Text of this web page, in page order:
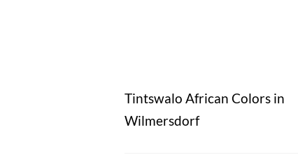
Tintswalo African Colors in
Wilmersdorf